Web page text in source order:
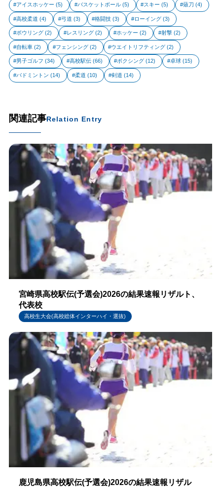
アイスホッケー (5) バスケットボール(5) スキー (5) 薙刀 (4)
高校柔道 (4) 弓道 (3) 格闘技 (3) ローイング(3)
ボウリング (2) レスリング(2) ホッケー (2) 射撃(2)
自転車 (2) フェンシング(2) ウエイトリフティング (2)
男子ゴルフ (34) 高校駅伝(66) ボクシング (12) 卓球(15)
バドミントン (14) 柔道 (10) 剣道 (14)
関連記事Relation Entry
宮崎県高校駅伝(予選会)2026の結果速報リザルト、
代表校
高校生大会(高校総体インターハイ・選抜)
鹿児島県高校駅伝(予選会)2026の結果速報リザル